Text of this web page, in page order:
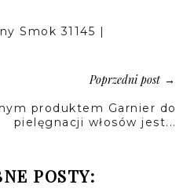
Smok 31145 |
Poprzedni post→
produktem Garnier do
pielęgnacji włosów jest...
POSTY: